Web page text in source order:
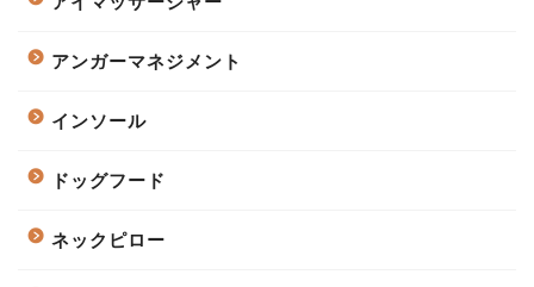
アンガーマネジメント
インソール
ドッグフード
ネックピロー